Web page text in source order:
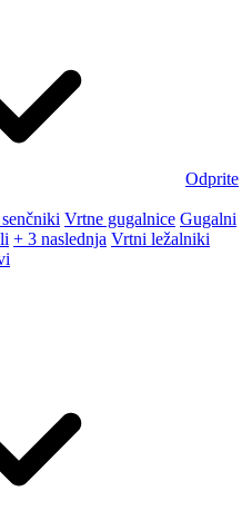
Odprite
Vrtne gugalnice Gugalni
+ 3 naslednja Vrtni ležalniki